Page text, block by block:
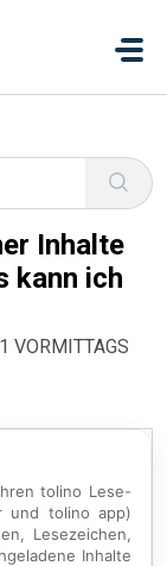
Inhalte
kann ich
VORMITTAGS
tolino Lese-
und tolino app)
Lesezeichen,
Inhalte